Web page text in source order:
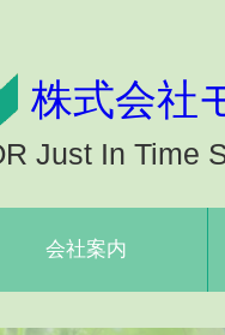
株式会社
Just In Time
会社案内